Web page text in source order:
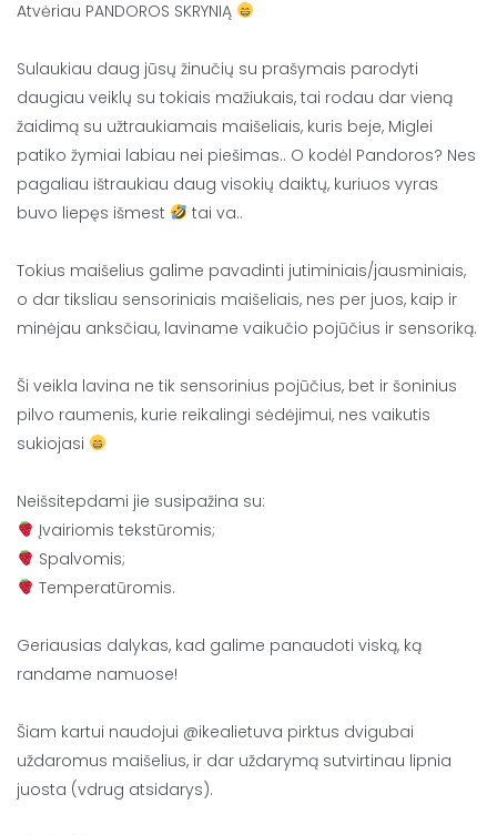
Atvėriau PANDOROS SKRYNIĄ
Sulaukiau daug jūsų žinučių su prašymais parodyti
daugiau veiklų su tokiais mažiukais, tai rodau dar vieną
žaidimą su užtraukiamais maišeliais, kuris beje, Miglei
patiko žymiai labiau nei piešimas.. O kodėl Pandoros? Nes
pagaliau ištraukiau daug visokių daiktų, kuriuos vyras
buvo liepęs išmest
tai va..
Tokius maišelius galime pavadinti jutiminiais/jausminiais,
o dar tiksliau sensoriniais maišeliais, nes per juos, kaip ir
minėjau anksčiau, laviname vaikučio pojūčius ir sensoriką.
Ši veikla lavina ne tik sensorinius pojūčius, bet ir šoninius
pilvo raumenis, kurie reikalingi sėdėjimui, nes vaikutis
sukiojasi
Neišsitepdami jie susipažina su:
Įvairiomis tekstūromis;
Spalvomis;
Temperatūromis.
Geriausias dalykas, kad galime panaudoti viską, ką
randame namuose!
Šiam kartui naudojui @ikealietuva pirktus dvigubai
uždaromus maišelius, ir dar uždarymą sutvirtinau lipnia
juosta (vdrug atsidarys).